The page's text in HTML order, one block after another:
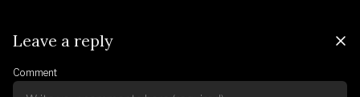
Leave a reply
Comment